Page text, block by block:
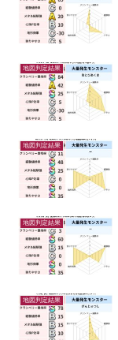
地図判定結果
地図判定結果
地図判定結果
地図判定結果